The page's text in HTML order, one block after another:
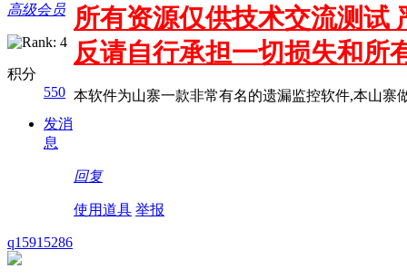
高级会员
积分
550
发消
息
所有资源仅供技术交流测试
反请自行承担一切损失和所
本软件为山寨一款非常有名的遗漏监控软件,本山寨
回复
使用道具 举报
q15915286